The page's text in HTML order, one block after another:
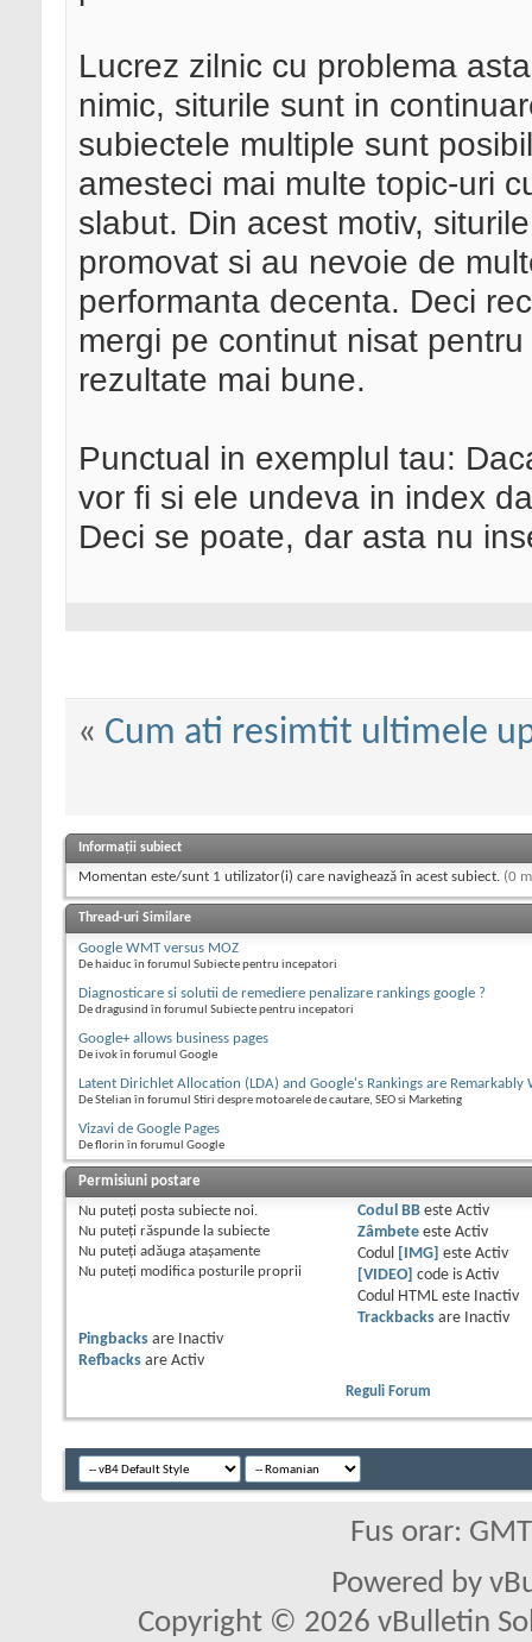
Lucrez zilnic cu problema
nimic, siturile sunt in
subiectele multiple sunt
amesteci mai multe topic-uri
slabut. Din acest motiv,
promovat si au nevoie de
performanta decenta. Deci
mergi pe continut nisat
rezultate mai bune.
Punctual in exemplul tau:
vor fi si ele undeva in index
Deci se poate, dar asta nu
« Cum ati resimtit ultimele
Informații subiect
Momentan este/sunt 1 utilizator(i) care navighează în acest subiect. (0
Thread-uri Similare
Google WMT versus MOZ
De haiduc în forumul Subiecte pentru incepatori
Diagnosticare si solutii de remediere penalizare rankings google ?
De dragusind în forumul Subiecte pentru incepatori
Google+ allows business pages
De ivok în forumul Google
Latent Dirichlet Allocation (LDA) and Google's Rankings are Remarkably
De Stelian în forumul Stiri despre motoarele de cautare, SEO si Marketing
Vizavi de Google Pages
De florin în forumul Google
Permisiuni postare
Nu puteţi posta subiecte noi.
Nu puteţi răspunde la subiecte
Nu puteţi adăuga ataşamente
Nu puteţi modifica posturile proprii
Codul BBeste Activ
Zâmbeteeste Activ
Codul
[IMG] este Activ
[VIDEO]
code is Activ
Codul HTML este
Inactiv
Trackbacksare
Inactiv
Pingbacks are
Inactiv
Refbacks are Activ
Reguli Forum
Fus orar:
Powered by
Copyright © 2026 vBulletin